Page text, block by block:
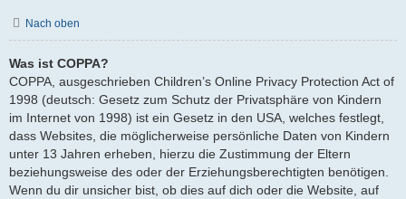
Nach oben
Was ist COPPA?
COPPA, ausgeschrieben Children’s Online Privacy Protection Act of
1998 (deutsch: Gesetz zum Schutz der Privatsphäre von Kindern
im Internet von 1998) ist ein Gesetz in den USA, welches festlegt,
dass Websites, die möglicherweise persönliche Daten von Kindern
unter 13 Jahren erheben, hierzu die Zustimmung der Eltern
beziehungsweise des oder der Erziehungsberechtigten benötigen.
Wenn du dir unsicher bist, ob dies auf dich oder die Website, auf